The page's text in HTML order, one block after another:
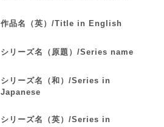
作品名（英）/Title in English
シリーズ名（原題）/Series name
シリーズ名（和）/Series in
Japanese
シリーズ名（英）/Series in